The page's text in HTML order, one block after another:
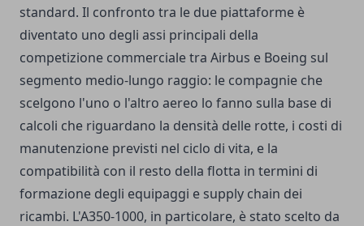
standard. Il confronto tra le due piattaforme è
diventato uno degli assi principali della
competizione commerciale tra Airbus e Boeing sul
segmento medio-lungo raggio: le compagnie che
scelgono l'uno o l'altro aereo lo fanno sulla base di
calcoli che riguardano la densità delle rotte, i costi di
manutenzione previsti nel ciclo di vita, e la
compatibilità con il resto della flotta in termini di
formazione degli equipaggi e supply chain dei
ricambi. L'A350-1000, in particolare, è stato scelto da